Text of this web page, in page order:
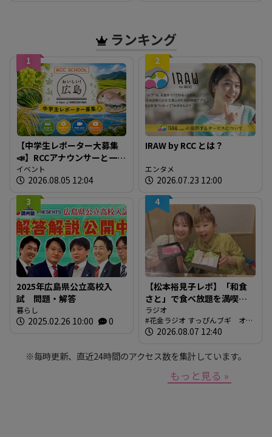
ランキング
1
【中学生レポーター大募集
📣】RCCアナウンサーと一緒
に「広島の食」の現場を取
材しよう！
イベント
2026.08.05 12:04
2
IRAW by RCC とは？
エンタメ
2026.07.23 12:00
3
2025年広島県公立高校入
試 問題・解答
暮らし
2025.02.26 10:00 0
4
【松本裕見子レポ】「和食
さと」で食べ放題を満喫！
「さとしゃぶ」を体験！！
（RCCラジオ「花金ラジオ
すっぴんブギ」企画）
ラジオ
花金ラジオ すっぴんブギ オン
エア情報
2026.08.07 12:40
※毎時更新、直近24時間のアクセス数を集計しています。
もっと見る »